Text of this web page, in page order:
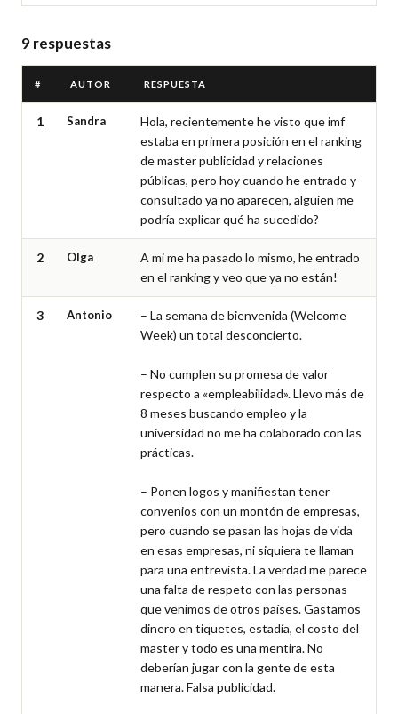
9 respuestas
# AUTOR RESPUESTA
1 Sandra
Hola, recientemente he visto que imf
estaba en primera posición en el ranking
de master publicidad y relaciones
públicas, pero hoy cuando he entrado y
consultado ya no aparecen, alguien me
podría explicar qué ha sucedido?
2 Olga
A mi me ha pasado lo mismo, he entrado
en el ranking y veo que ya no están!
3 Antonio
– La semana de bienvenida (Welcome
Week) un total desconcierto.
– No cumplen su promesa de valor
respecto a «empleabilidad». Llevo más de
8 meses buscando empleo y la
universidad no me ha colaborado con las
prácticas.
– Ponen logos y manifiestan tener
convenios con un montón de empresas,
pero cuando se pasan las hojas de vida
en esas empresas, ni siquiera te llaman
para una entrevista. La verdad me parece
una falta de respeto con las personas
que venimos de otros países. Gastamos
dinero en tiquetes, estadía, el costo del
master y todo es una mentira. No
deberían jugar con la gente de esta
manera. Falsa publicidad.